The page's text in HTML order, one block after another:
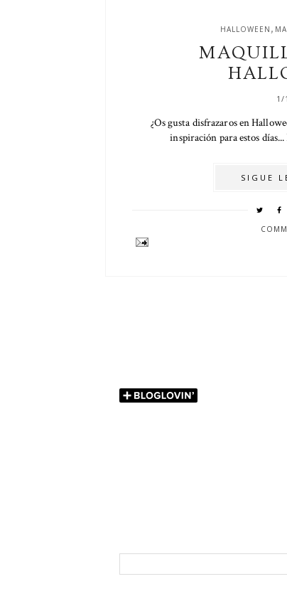
HALLOWEEN ,
1/
¿Os gusta disfrazaros en
inspiración para estos
SIGUE